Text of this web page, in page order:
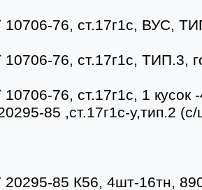
76, ст.17г1с, ВУС,
76, ст.17г1с, ТИП.3,
76, ст.17г1с, 1 кусок
85 ,ст.17г1с-у,тип.2
85 К56, 4шт-16тн,